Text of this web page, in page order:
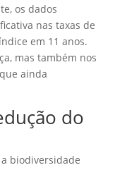
os dados
nas taxas de
em 11 anos.
mas também nos
ainda
do
biodiversidade